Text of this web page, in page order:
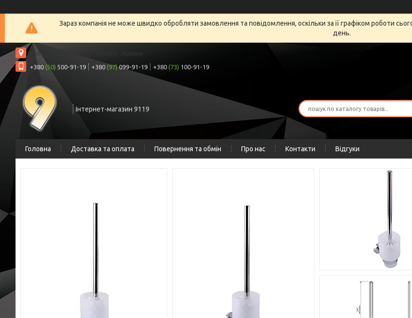
Зараз компанія не може швидко обробляти замовлення та повідомлення, оскільки за її графіком роботи
день.
вул. Шрага, 6а, офіс 2, Чернігів, Україна
+380 (50) 500-91-19 +380 (97)099-91-19 +380 (73) 100-91-19
Інтернет-магазин 9119
Головна Доставка та оплата Повернення та обмін Про нас Контакти Відгуки